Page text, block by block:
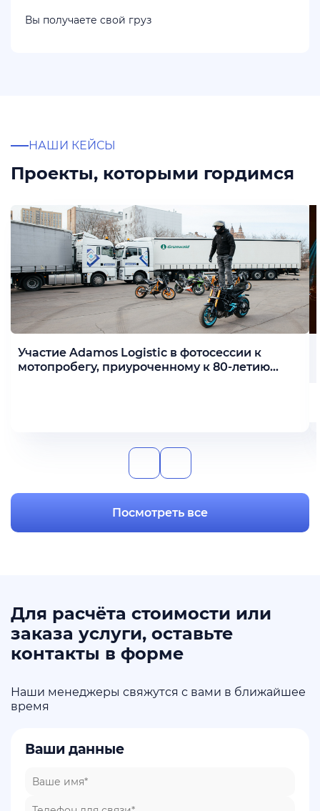
Вы получаете свой груз
НАШИ КЕЙСЫ
Проекты, которыми гордимся
Участие Adamos Logistic в фотосессии к
мотопробегу, приуроченному к 80-летию
Посмотреть все
Для расчёта стоимости или
заказа услуги, оставьте
контакты в форме
Наши менеджеры свяжутся с вами в ближайшее
время
Ваши данные